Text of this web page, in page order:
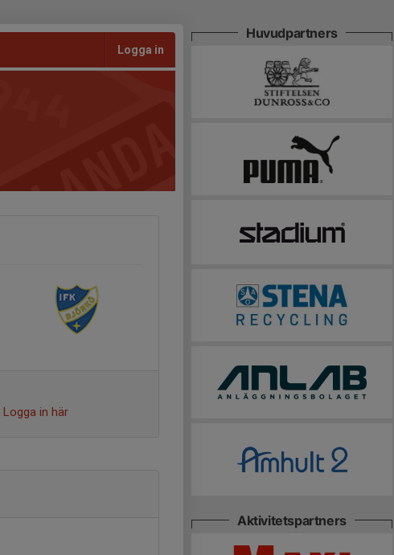
Logga in
Logga in här
Huvudpartners
Aktivitetspartners